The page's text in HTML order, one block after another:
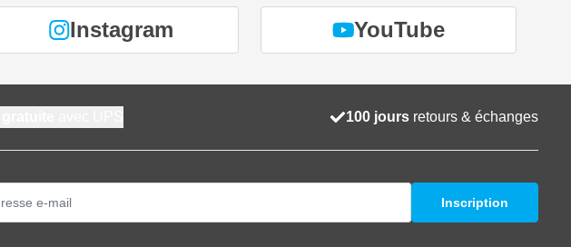
Instagram YouTube
100 jours retours & échanges
Inscription